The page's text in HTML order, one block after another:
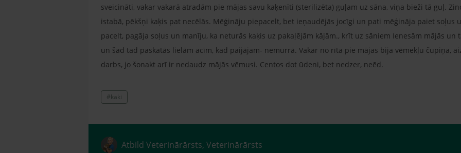
sveicināti, vakar vakarā atradām pie mājas savu kaķenīti (sterilizēta) guļam uz sāna, viņa bieži tā guļ.
istabā, pēkšņi kaķis pat necēlās. Mēģināju piepacelt, bet ieņaudējās jocīgi un pati mēģināja paiet soļus
pacelt, pagāja soļus un manīju, ka neturās kaķis uz pakaļējām kājām., krīt uz sāniem Ienesām mājās
un šad tad paskatās lielām acīm, kad paijājam- nemurrā. Vakar no rīta pie mājas bija vēmekļu čupiņa,
darbs, jo šonakt arī ir nedaudz mājās vēmusi. Centos dot ūdeni, bet nedzer, neēd.
#kaki
Atbild Veterinārārsts, Veterinārārsts